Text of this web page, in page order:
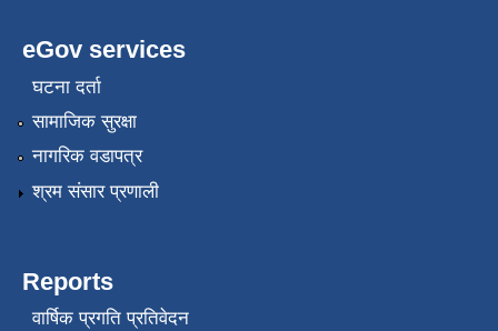
eGov services
घटना दर्ता
सामाजिक सुरक्षा
नागरिक वडापत्र
श्रम संसार प्रणाली
Reports
वार्षिक प्रगति प्रतिवेदन